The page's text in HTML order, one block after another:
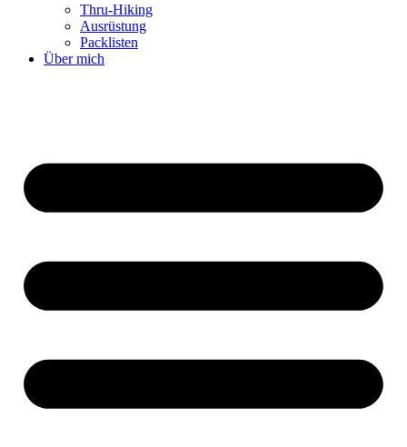
Thru-Hiking
Ausrüstung
Packlisten
Über mich